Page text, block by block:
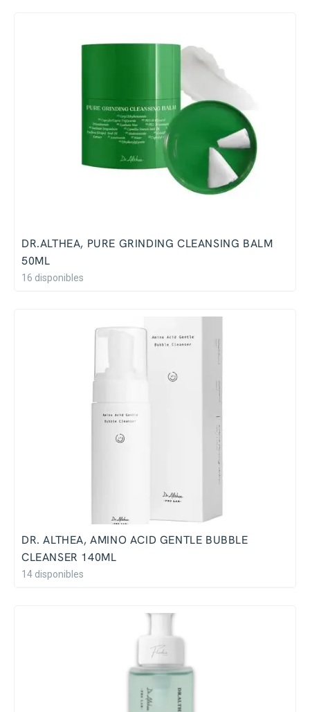
DR.ALTHEA, PURE GRINDING CLEANSING BALM
50ML
16 disponibles
DR. ALTHEA, AMINO ACID GENTLE BUBBLE
CLEANSER 140ML
14 disponibles